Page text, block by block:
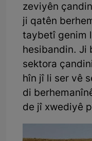
zeviyên
ji qatên
taybetî genim
hesibandin. Ji
sektora
hîn jî li ser vê
di
de jî xwediyê